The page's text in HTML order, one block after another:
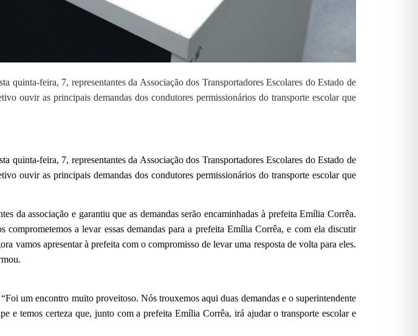
feira, 7, representantes da Associação dos Transportadores Escolares do Estado de
ouvir as principais demandas dos condutores permissionários do transporte escolar que
feira, 7, representantes da Associação dos Transportadores Escolares do Estado de
ouvir as principais demandas dos condutores permissionários do transporte escolar que
da associação e garantiu que as demandas serão encaminhadas à prefeita Emília Corrêa.
a levar essas demandas para a prefeita Emília Corrêa, e com ela discutir
vamos apresentar à prefeita com o compromisso de levar uma resposta de volta para eles.
um encontro muito proveitoso. Nós trouxemos aqui duas demandas e o superintendente
e temos certeza que, junto com a prefeita Emília Corrêa, irá ajudar o transporte escolar e